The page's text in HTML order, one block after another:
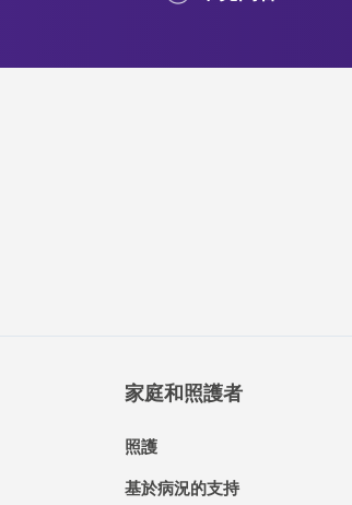
家庭和照護者
照護
基於病況的支持